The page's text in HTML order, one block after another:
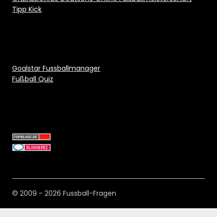
Tipp Kick
Goalstar Fussballmanager
Fußball Quiz
© 2009 - 2026 Fussball-Fragen